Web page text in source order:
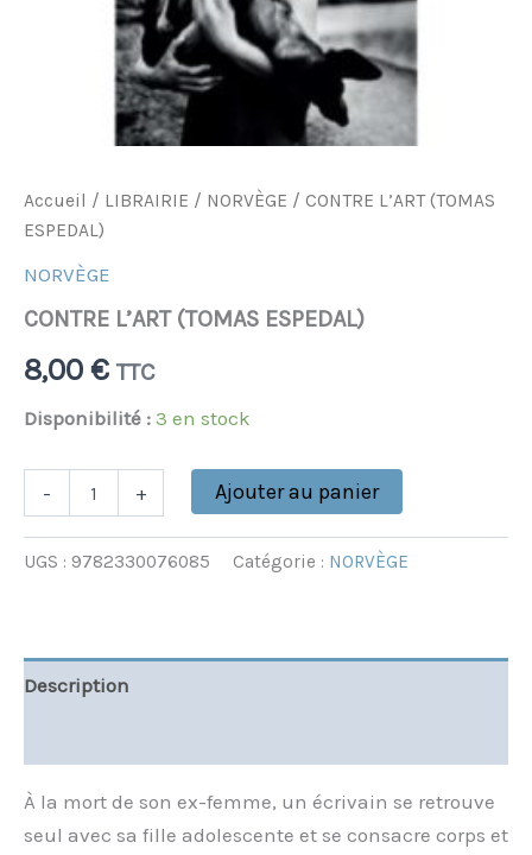
Accueil / LIBRAIRIE / NORVÈGE / CONTRE L’ART (TOMAS
ESPEDAL)
NORVÈGE
CONTRE L’ART (TOMAS ESPEDAL)
8,00 € TTC
Disponibilité : 3 en stock
- + Ajouter au panier
UGS : 9782330076085 Catégorie : NORVÈGE
Description
À la mort de son ex-femme, un écrivain se retrouve
seul avec sa fille adolescente et se consacre corps et